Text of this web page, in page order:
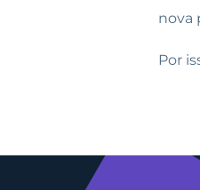
nova
Por